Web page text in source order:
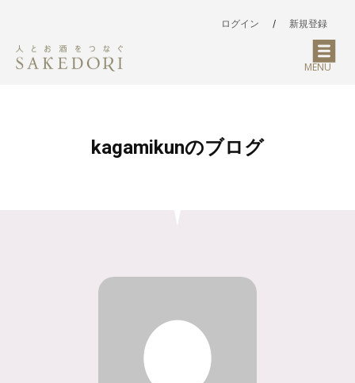
ログイン / 新規登録
MENU
kagamikunのブログ